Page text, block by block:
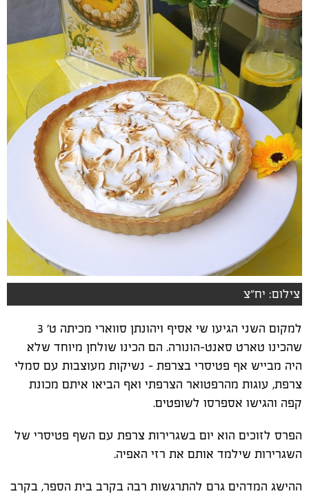
צילום: יח"צ
למקום השני הגיעו שי אסיף ויהונתן סווארי מכיתה ט' 3
שהכינו טארט סאנט-הונורה. הם הכינו שולחן מיוחד שלא
היה מבייש אף פטיסרי בצרפת - נשיקות מעוצבות עם סמלי
צרפת, עוגות מהרפטואר הצרפתי ואף הביאו איתם מכונת
קפה והגישו אספרסו לשופטים.
הפרס לזוכים הוא יום בשגרירות צרפת עם השף פטיסרי של
השגרירות שילמד אותם את רזי האפיה.
ההישג המדהים גרם להתרגשות רבה בקרב בית הספר, בקרב